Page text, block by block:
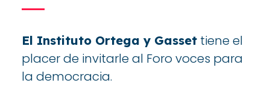
El Instituto Ortega y Gasset tiene el
placer de invitarle al Foro voces para
la democracia.